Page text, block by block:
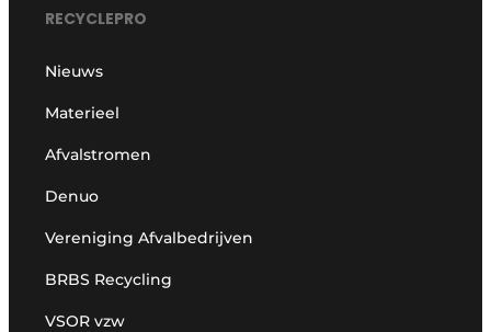
RECYCLEPRO
Nieuws
Materieel
Afvalstromen
Denuo
Vereniging Afvalbedrijven
BRBS Recycling
VSOR vzw